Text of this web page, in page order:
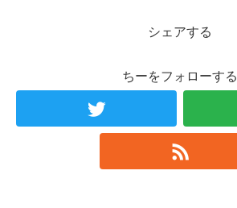
シェアする
ちーをフォローする